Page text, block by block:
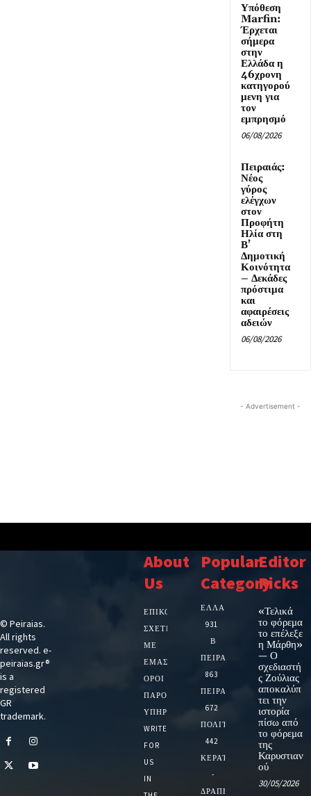
Υπόθεση
Marfin:
Έρχεται
σήμερα
στην
Ελλάδα η
46χρονη
κατηγορού
μενη για
τον
εμπρησμό
06/08/2026
Πειραιάς:
Νέος
γύρος
ελέγχων
στον
Προφήτη
Ηλία στη
Β’
Δημοτική
Κοινότητα
– Δεκάδες
πρόστιμα
και
αφαιρέσεις
αδειών
06/08/2026
- Advertisement -
© Peiraias.
All rights
reserved. e-
peiraias.gr®
is a
registered
GR
trademark.
About
Us
ΕΠΙΚΟΙΝΩΝΙΑ
ΣΧΕΤΙΚΆ
ΜΕ
ΕΜΆΣ
ΌΡΟΙ
ΠΑΡΟΧΉΣ
ΥΠΗΡΕΣΙΏΝ
WRITE
FOR
US
IN
Popular
Category
ΕΛΛΑΔΑ
931
Β
ΠΕΙΡΑΙΑ
863
ΠΕΙΡΑΙΑΣ
672
ΠΟΛΙΤΙΚΗ
442
ΚΕΡΑΤΣΙΝΙ
-
ΔΡΑΠΕΤΣΩΝΑ
Editor
Picks
«Τελικά
το φόρεμα
το επέλεξε
η Μάρθη»
— Ο
σχεδιαστή
ς Ζούλιας
αποκαλύπ
τει την
ιστορία
πίσω από
το φόρεμα
της
Καρυστιαν
ού
30/05/2026